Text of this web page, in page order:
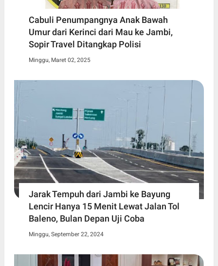
Cabuli Penumpangnya Anak Bawah
Umur dari Kerinci dari Mau ke Jambi,
Sopir Travel Ditangkap Polisi
Minggu, Maret 02, 2025
Jarak Tempuh dari Jambi ke Bayung
Lencir Hanya 15 Menit Lewat Jalan Tol
Baleno, Bulan Depan Uji Coba
Minggu, September 22, 2024